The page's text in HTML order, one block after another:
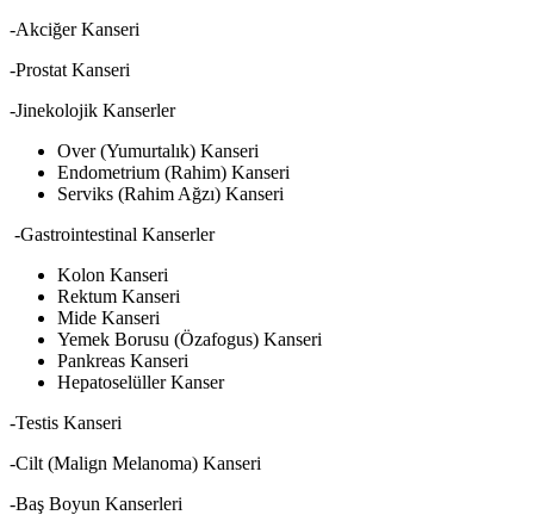
-Akciğer Kanseri
-Prostat Kanseri
-Jinekolojik Kanserler
Over (Yumurtalık) Kanseri
Endometrium (Rahim) Kanseri
Serviks (Rahim Ağzı) Kanseri
-Gastrointestinal Kanserler
Kolon Kanseri
Rektum Kanseri
Mide Kanseri
Yemek Borusu (Özafogus) Kanseri
Pankreas Kanseri
Hepatoselüller Kanser
-Testis Kanseri
-Cilt (Malign Melanoma) Kanseri
-Baş Boyun Kanserleri